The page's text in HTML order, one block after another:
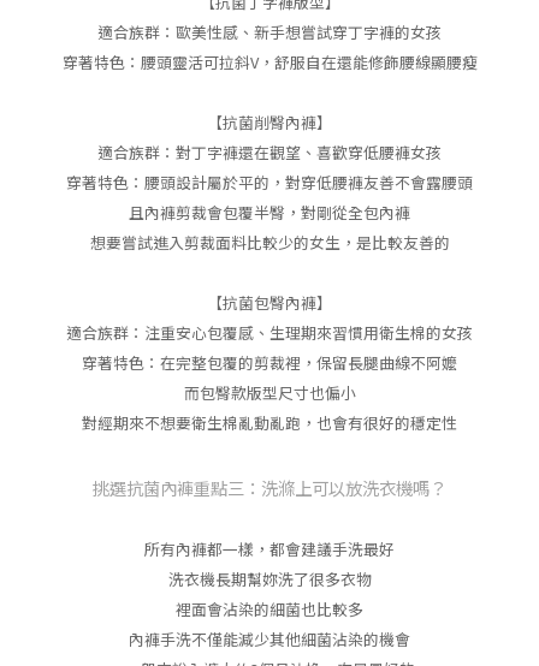
適合族群：歐美性感、新手想嘗試穿丁字褲的女孩
穿著特色：腰頭靈活可拉斜V，舒服自在還能修飾腰線顯腰瘦
【抗菌削臀內褲】
適合族群：對丁字褲還在觀望、喜歡穿低腰褲女孩
穿著特色：腰頭設計屬於平的，對穿低腰褲友善不會露腰頭
且內褲剪裁會包覆半臀，對剛從全包內褲
想要嘗試進入剪裁面料比較少的女生，是比較友善的
【抗菌包臀內褲】
適合族群：注重安心包覆感、生理期來習慣用衛生棉的女孩
穿著特色：在完整包覆的剪裁裡，保留長腿曲線不阿嬤
而包臀款版型尺寸也偏小
對經期來不想要衛生棉亂動亂跑，也會有很好的穩定性
挑選抗菌內褲重點三：洗滌上可以放洗衣機嗎？
所有內褲都一樣，都會建議手洗最好
洗衣機長期幫妳洗了很多衣物
裡面會沾染的細菌也比較多
內褲手洗不僅能減少其他細菌沾染的機會